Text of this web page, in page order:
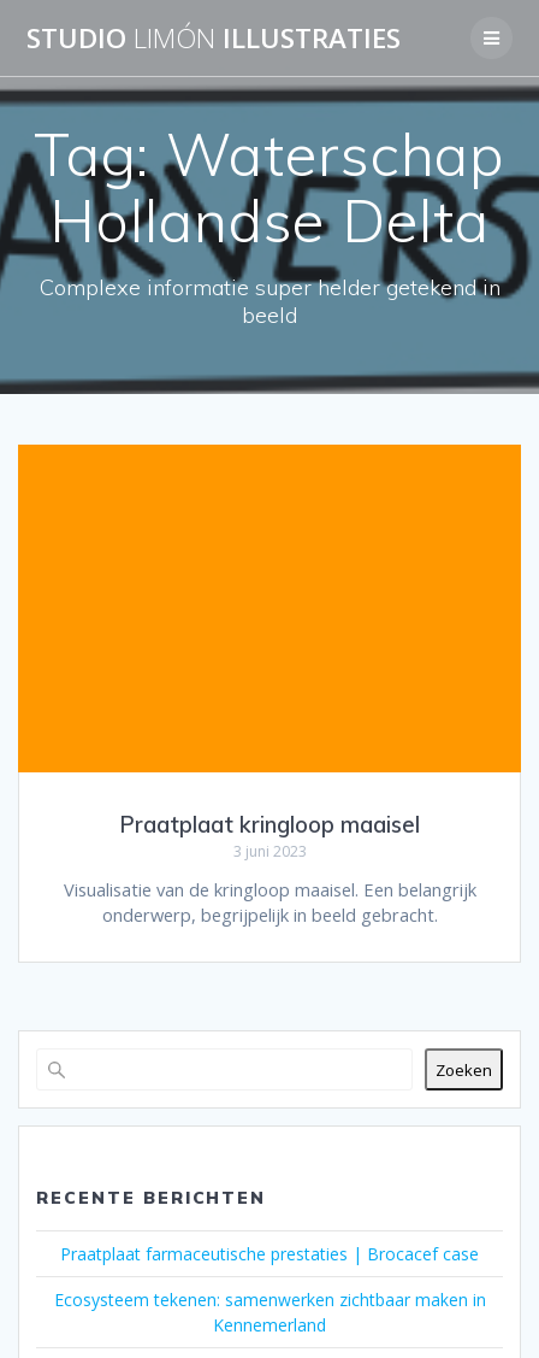
to
STUDIO LIMÓN ILLUSTRATIES
Tag:Waterschap
Hollandse Delta
Complexe informatie super helder getekend in
beeld
Praatplaat kringloop maaisel
3 juni 2023
Visualisatie van de kringloop maaisel. Een belangrijk
onderwerp, begrijpelijk in beeld gebracht.
Zoeken
RECENTE BERICHTEN
Praatplaat farmaceutische prestaties | Brocacef case
Ecosysteem tekenen: samenwerken zichtbaar maken in
Kennemerland